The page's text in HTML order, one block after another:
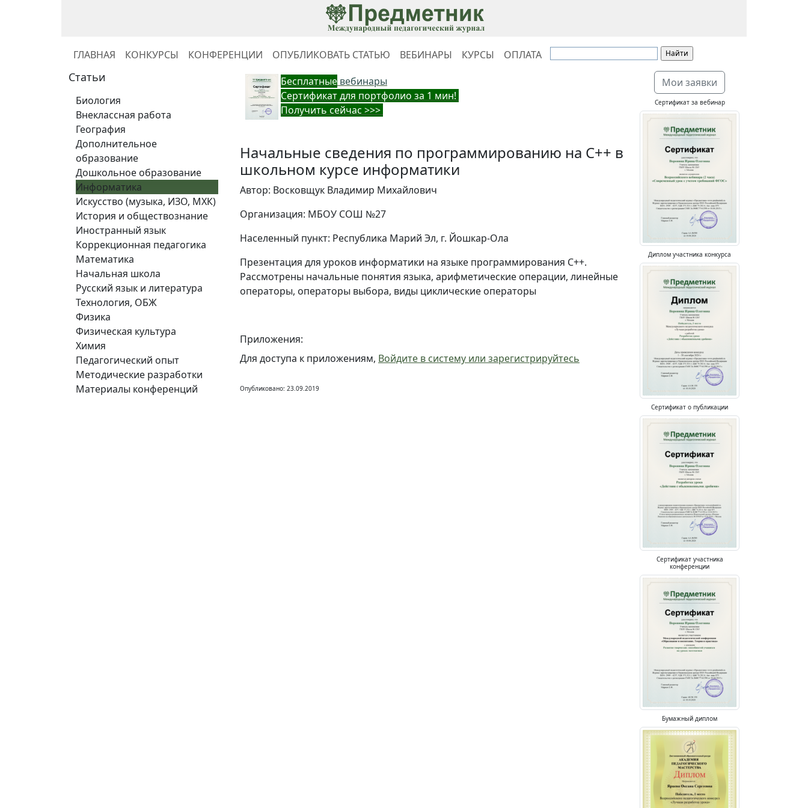
ГЛАВНАЯ КОНКУРСЫ КОНФЕРЕНЦИИ ОПУБЛИКОВАТЬ СТАТЬЮ ВЕБИНАРЫ КУРСЫ ОПЛАТА
Статьи
Биология
Внеклассная работа
География
Дополнительное
образование
Дошкольное образование
Информатика
Искусство (музыка, ИЗО, МХК)
История и обществознание
Иностранный язык
Коррекционная педагогика
Математика
Начальная школа
Русский язык и литература
Технология, ОБЖ
Физика
Физическая культура
Химия
Педагогический опыт
Методические разработки
Материалы конференций
Бесплатные вебинары
Cертификат для портфолио за 1 мин!
Получить сейчас >>>
Начальные сведения по программированию на С++ в
школьном курсе информатики
Автор: Восковщук Владимир Михайлович
Организация: МБОУ СОШ №27
Населенный пункт: Республика Марий Эл, г. Йошкар-Ола
Презентация для уроков информатики на языке программирования С++.
Рассмотрены начальные понятия языка, арифметические операции, линейные
операторы, операторы выбора, виды циклические операторы
Приложения:
Для доступа к приложениям, Войдите в систему или зарегистрируйтесь
Опубликовано: 23.09.2019
Мои заявки
Сертификат за вебинар
Диплом участника конкурса
Сертификат о публикации
Сертификат участника
конференции
Бумажный диплом